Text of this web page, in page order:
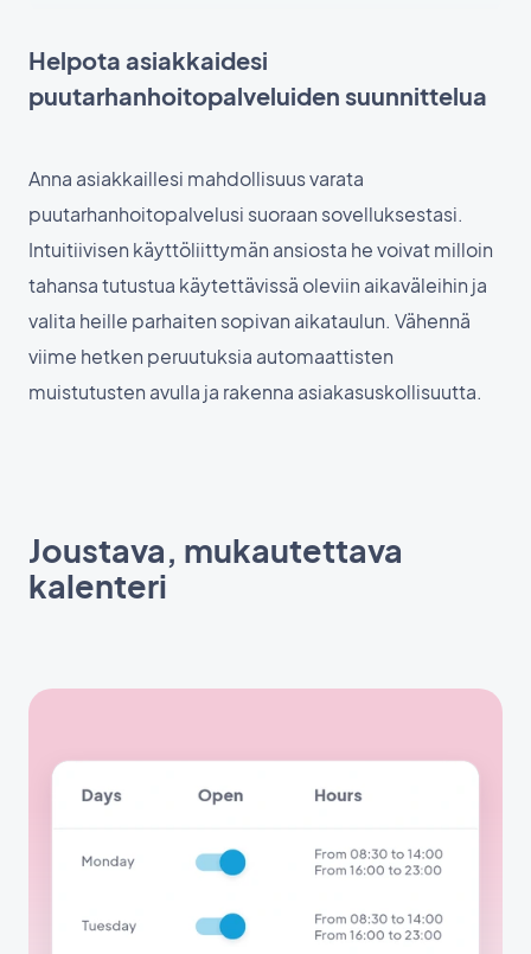
Helpota asiakkaidesi
puutarhanhoitopalveluiden suunnittelua
Anna asiakkaillesi mahdollisuus varata
puutarhanhoitopalvelusi suoraan sovelluksestasi.
Intuitiivisen käyttöliittymän ansiosta he voivat milloin
tahansa tutustua käytettävissä oleviin aikaväleihin ja
valita heille parhaiten sopivan aikataulun. Vähennä
viime hetken peruutuksia automaattisten
muistutusten avulla ja rakenna asiakasuskollisuutta.
Joustava, mukautettava
kalenteri